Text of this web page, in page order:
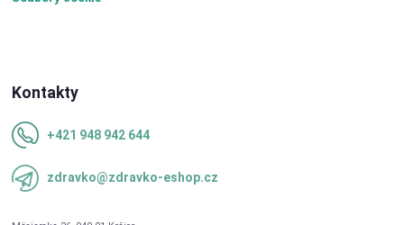
Kontakty
+421 948 942 644
zdravko@zdravko-eshop.cz